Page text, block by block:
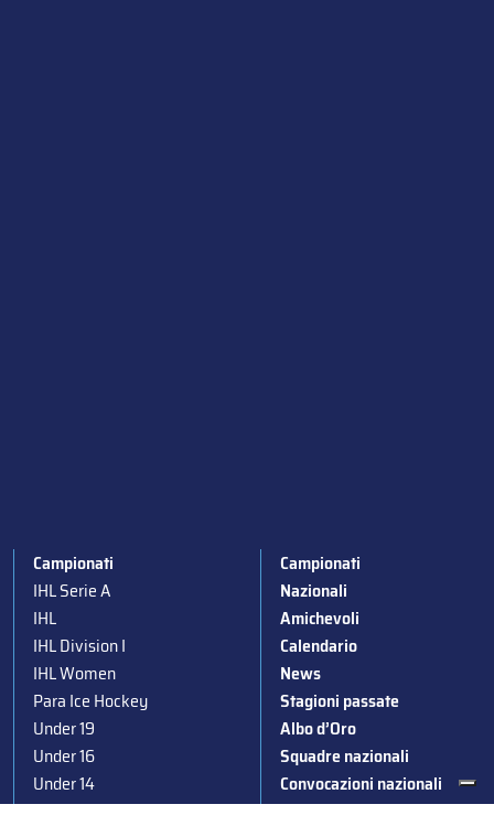
Campionati
IHL Serie A
IHL
IHL Division I
IHL Women
Para Ice Hockey
Under 19
Under 16
Under 14
Supercoppa
Campionati
Nazionali
Amichevoli
Calendario
News
Stagioni passate
Albo d’Oro
Squadre nazionali
Convocazioni nazionali